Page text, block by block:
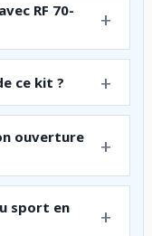
RF 70-
ce kit ?
ouverture
sport en